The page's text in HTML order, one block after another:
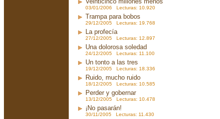
03/01/2006 Lecturas: 10.920
Trampa para bobos
29/12/2005 Lecturas: 19.768
La profecía
27/12/2005 Lecturas: 12.897
Una dolorosa soledad
24/12/2005 Lecturas: 11.100
Un tonto a las tres
19/12/2005 Lecturas: 18.336
Ruido, mucho ruido
18/12/2005 Lecturas: 10.585
Perder y gobernar
13/12/2005 Lecturas: 10.478
¡No pasarán!
30/11/2005 Lecturas: 11.430